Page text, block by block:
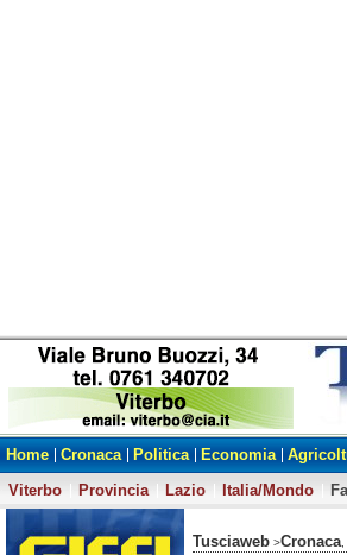
Home Cronaca Politica Economia
Viterbo
Provincia Lazio Italia/Mondo
Tusciaweb >Cronaca